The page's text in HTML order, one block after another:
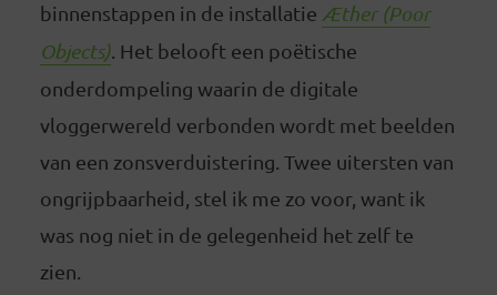
binnenstappen in de installatie Æther (Poor
Objects). Het belooft een poëtische
onderdompeling waarin de digitale
vloggerwereld verbonden wordt met beelden
van een zonsverduistering. Twee uitersten van
ongrijpbaarheid, stel ik me zo voor, want ik
was nog niet in de gelegenheid het zelf te
zien.